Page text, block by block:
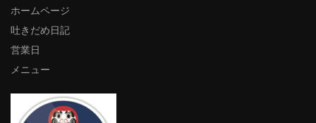
ホームページ
吐きだめ日記
営業日
メニュー